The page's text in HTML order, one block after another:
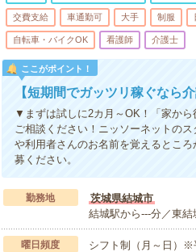
交費支給 車通勤可 大手 制服
自転車・バイクOK 看護師 介護士
ここがポイント！
【短期間でガッツリ稼ぐなら
▼まずは試しに2カ月～OK！「家か
ご相談ください！ニッソーネットの
や利用者さんのお名前を覚えるとこ
募ください。
勤務地
茨城県結城市
結城駅から---分／東
曜日頻度 シフト制（月～日）